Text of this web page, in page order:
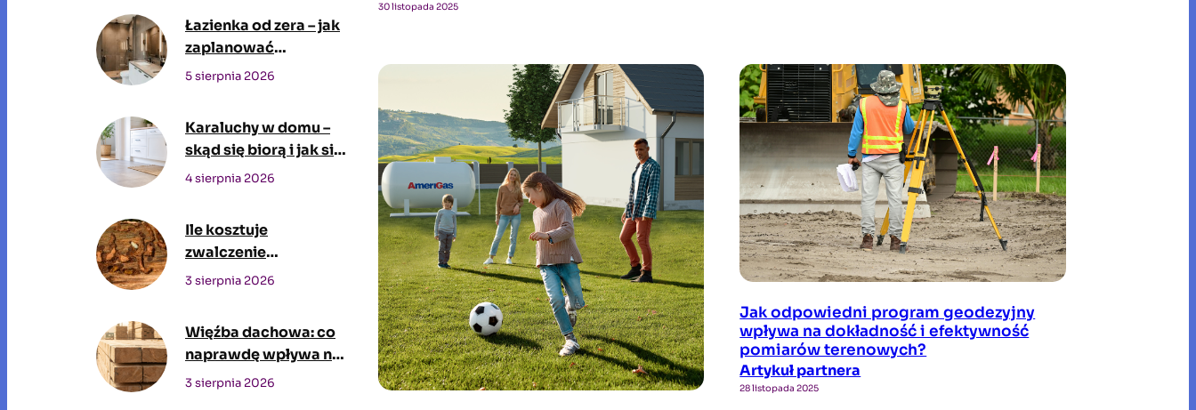
Łazienka od zera – jak
zaplanować
przestrzeń, w której
5 sierpnia 2026
Karaluchy w domu –
skąd się biorą i jak się
ich pozbyć?
4 sierpnia 2026
Ile kosztuje
zwalczenie
szkodników drewna
3 sierpnia 2026
Więźba dachowa: co
naprawdę wpływa na
cenę i jak wybrać
3 sierpnia 2026
30 listopada 2025
Jak odpowiedni program geodezyjny
wpływa na dokładność i efektywność
pomiarów terenowych?
Artykuł partnera
28 listopada 2025